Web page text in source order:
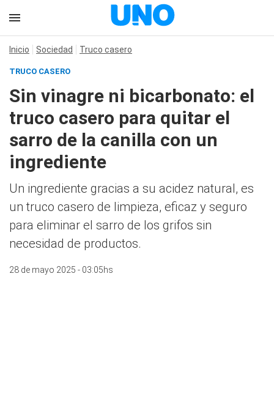
Inicio Sociedad Truco casero
TRUCO CASERO
Sin vinagre ni bicarbonato: el
truco casero para quitar el
sarro de la canilla con un
ingrediente
Un ingrediente gracias a su acidez natural, es
un truco casero de limpieza, eficaz y seguro
para eliminar el sarro de los grifos sin
necesidad de productos.
28 de mayo 2025 - 03:05hs